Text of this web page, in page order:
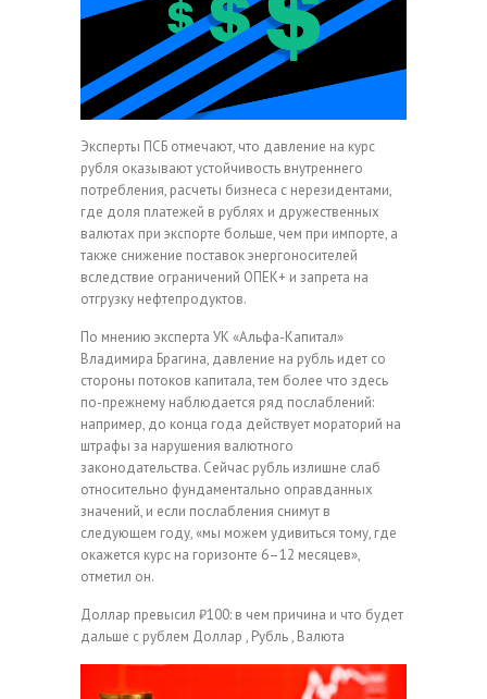
Эксперты ПСБ отмечают, что давление на курс
рубля оказывают устойчивость внутреннего
потребления, расчеты бизнеса с нерезидентами,
где доля платежей в рублях и дружественных
валютах при экспорте больше, чем при импорте, а
также снижение поставок энергоносителей
вследствие ограничений ОПЕК+ и запрета на
отгрузку нефтепродуктов.
По мнению эксперта УК «Альфа-Капитал»
Владимира Брагина, давление на рубль идет со
стороны потоков капитала, тем более что здесь
по-прежнему наблюдается ряд послаблений:
например, до конца года действует мораторий на
штрафы за нарушения валютного
законодательства. Сейчас рубль излишне слаб
относительно фундаментально оправданных
значений, и если послабления снимут в
следующем году, «мы можем удивиться тому, где
окажется курс на горизонте 6–12 месяцев»,
отметил он.
Доллар превысил ₽100: в чем причина и что будет
дальше с рублем Доллар , Рубль , Валюта